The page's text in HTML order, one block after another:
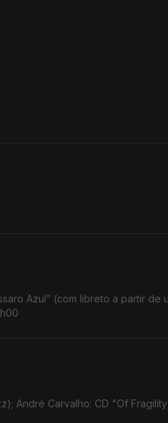
Azul” (com libreto a partir
André Carvalho: CD "Of